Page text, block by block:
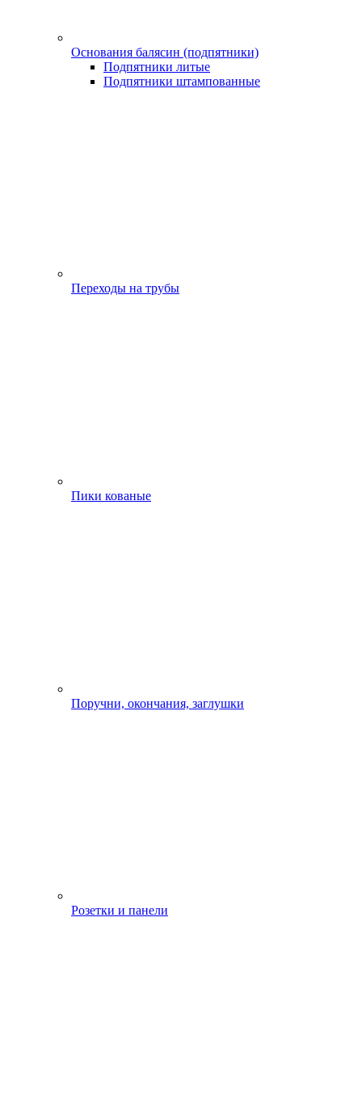
Основания балясин (подпятники)
Подпятники литые
Подпятники штампованные
Переходы на трубы
Пики кованые
Поручни, окончания, заглушки
Розетки и панели